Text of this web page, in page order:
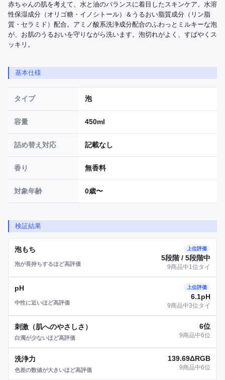
赤ちゃんの肌を考えて、水と油のバランスに着目したスキンケア。水溶
性保湿成分（オリゴ糖・イノシトール）＆うるおい脂質成分（リン脂
質・セラミド）配合。アミノ酸系洗浄成分配合のふわっとミルキーな泡
が、お肌のうるおいを守りながら洗います。泡切れがよく、すばやくス
ッキリ。
基本仕様
タイプ 泡
容量 450ml
詰め替え対応 記載なし
香り 無香料
対象年齢 0歳〜
検証結果
泡もち
泡が長持ちするほど高評価
上位評価
5段階 / 5段階中
9商品中1位タイ
pH
中性に近いほど高評価
上位評価
6.1pH
9商品中3位タイ
刺激（肌へのやさしさ）
白濁が少ないほど高評価
6位
9商品中6位
洗浄力
色差の数値が大きいほど高評価
139.69ΔRGB
9商品中6位